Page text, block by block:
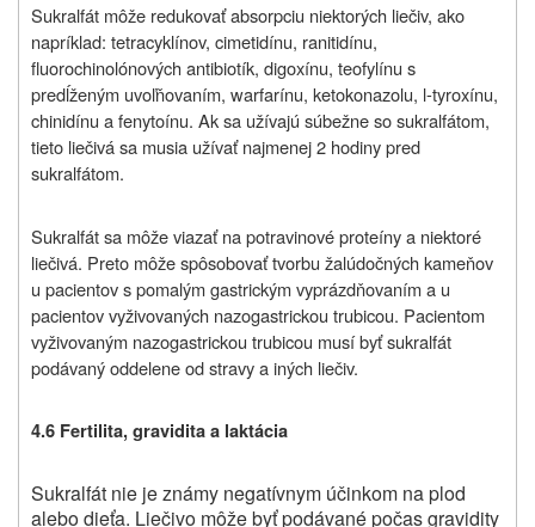
Sukralfát môže redukovať absorpciu niektorých liečiv, ako
napríklad: tetracyklínov, cimetidínu, ranitidínu,
fluorochinolónových antibiotík, digoxínu, teofylínu s
predĺženým uvoľňovaním, warfarínu, ketokonazolu, l-tyroxínu,
chinidínu a fenytoínu. Ak sa užívajú súbežne so sukralfátom,
tieto liečivá sa musia užívať najmenej 2 hodiny pred
sukralfátom.
Sukralfát sa môže viazať na potravinové proteíny a niektoré
liečivá. Preto môže spôsobovať tvorbu žalúdočných kameňov
u pacientov s pomalým gastrickým vyprázdňovaním a u
pacientov vyživovaných nazogastrickou trubicou. Pacientom
vyživovaným nazogastrickou trubicou musí byť sukralfát
podávaný oddelene od stravy a iných liečiv.
4.6 Fertilita, gravidita a laktácia
Sukralfát nie je známy negatívnym účinkom na plod
alebo dieťa. Liečivo môže byť podávané počas gravidity